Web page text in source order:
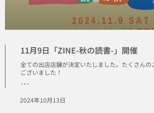
11月9日「ZINE-秋の読書-」開催
全ての出店店舗が決定いたしました。たくさんの
ございました！
･･･
2024年10月13日